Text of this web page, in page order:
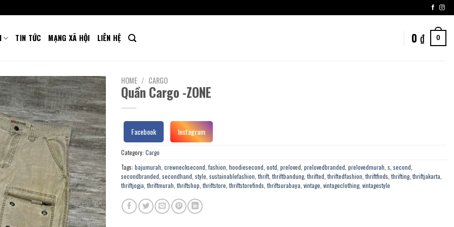
TIN TỨC MẠNG XÃ HỘI LIÊN HỆ 0₫ 0
HOME / CARGO
Quần Cargo -ZONE
Facebook Instagram
Category: Cargo
Tags: bajumurah crewnecksecond fashion hoodiesecond ootd preloved prelovedbranded prelovedmurah s second
secondbranded secondhand style sustainablefashion thrift thriftbandung thrifted thriftedfashion thriftfinds thrifting thriftjakarta
thriftjogja thriftmurah thriftshop thriftstore thriftstorefinds thriftsurabaya vintage vintageclothing vintagestyle